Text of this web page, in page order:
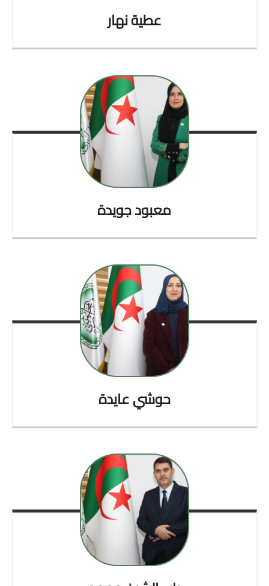
عطيةنهار
معبودجويدة
حوشيعايدة